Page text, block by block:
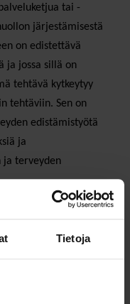
Tietoja
tai -
järjestämisestä
on edistettävä
ja jossa sillä on
tehtävä kytkeytyy
tehtäviin. Sen on
edistämistyötä
ja
ja terveyden
sekä
On tärkeää, että
kuntien kanssa niin,